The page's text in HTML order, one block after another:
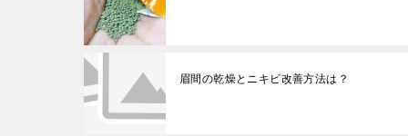
眉間の乾燥とニキビ改善方法は？